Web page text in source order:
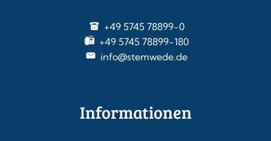
+49 5745 78899-0
+49 5745 78899-180
info@stemwede.de
Informationen